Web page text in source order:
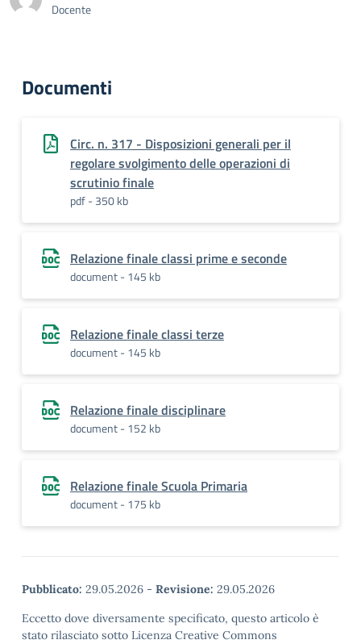
Docente
Documenti
Circ. n. 317 - Disposizioni generali per il
regolare svolgimento delle operazioni di
scrutinio finale
pdf - 350 kb
Relazione finale classi prime e seconde
document - 145 kb
Relazione finale classi terze
document - 145 kb
Relazione finale disciplinare
document - 152 kb
Relazione finale Scuola Primaria
document - 175 kb
Pubblicato: 29.05.2026 - Revisione: 29.05.2026
Eccetto dove diversamente specificato, questo articolo è
stato rilasciato sotto Licenza Creative Commons